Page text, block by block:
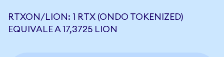
RTXON/LION: 1 RTX (ONDO TOKENIZED)
EQUIVALE A 17,3725 LION